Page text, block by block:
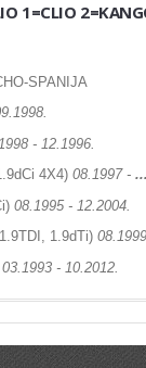
MOTORA
1=CLIO
SPANIJA
- 12.1996.
4X4) 08.1997 - ...
08.1995 - 12.2004.
1.9dTi)
03.1993 - 10.2012.